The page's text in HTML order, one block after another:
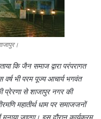
कि जैन समाज द्वारा परंपरागत
वर्ष भी परम पूज्य आचार्य भगवंत
प्रेरणा से शाजापुर नगर की
महातीर्थ धाम पर समाजजनों
जाएगा। इस दौरान कार्यक्रम